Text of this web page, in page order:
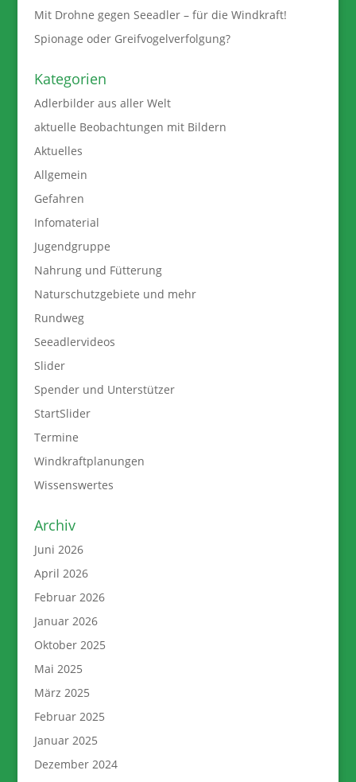
Mit Drohne gegen Seeadler – für die Windkraft!
Spionage oder Greifvogelverfolgung?
Kategorien
Adlerbilder aus aller Welt
aktuelle Beobachtungen mit Bildern
Aktuelles
Allgemein
Gefahren
Infomaterial
Jugendgruppe
Nahrung und Fütterung
Naturschutzgebiete und mehr
Rundweg
Seeadlervideos
Slider
Spender und Unterstützer
StartSlider
Termine
Windkraftplanungen
Wissenswertes
Archiv
Juni 2026
April 2026
Februar 2026
Januar 2026
Oktober 2025
Mai 2025
März 2025
Februar 2025
Januar 2025
Dezember 2024